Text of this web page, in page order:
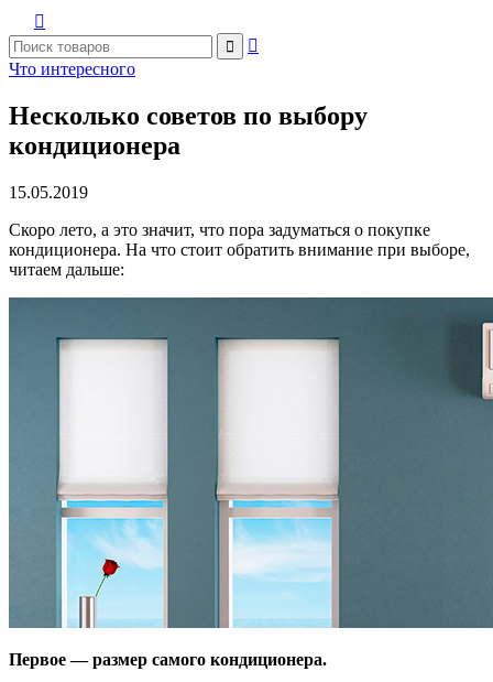



Что интересного
Несколько советов по выбору
кондиционера
15.05.2019
Скоро лето, а это значит, что пора задуматься о покупке
кондиционера. На что стоит обратить внимание при выборе,
читаем дальше:
Первое — размер самого кондиционера.